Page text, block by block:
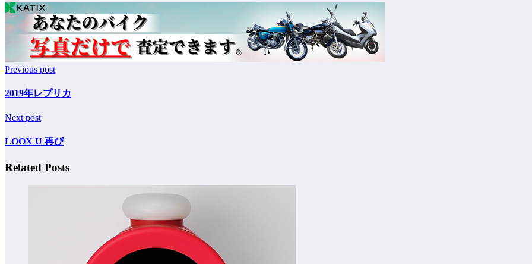
Previous post
2019年レプリカ
Next post
LOOX U 再び
Related Posts